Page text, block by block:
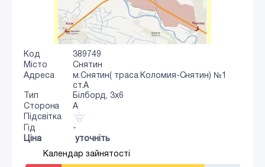
Код
389749
Місто
Снятин
Адреса
м.Снятин( траса Коломия-Снятин) №1
ст.А
Тип
Білборд, 3х6
Сторона
A
Підсвітка
Гід
-
Ціна
уточніть
Календар зайнятості